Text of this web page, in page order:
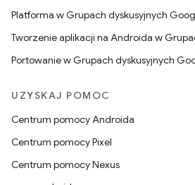
Platforma w Grupach dyskusyjnych
Tworzenie aplikacji na Androida w
Portowanie w Grupach dyskusyjnych
UZYSKAJ POMOC
Centrum pomocy Androida
Centrum pomocy Pixel
Centrum pomocy Nexus